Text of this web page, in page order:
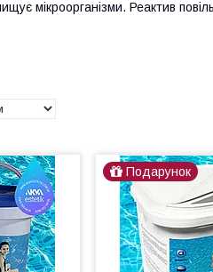
мікроорганізми. Реактив
Подарунок